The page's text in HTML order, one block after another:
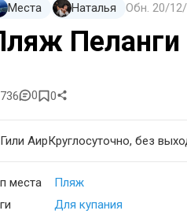
Места Наталья Обн. 20/
Пеланги
736 0 0
Гили АирКруглосуточно, без
места
Пляж
Для купания